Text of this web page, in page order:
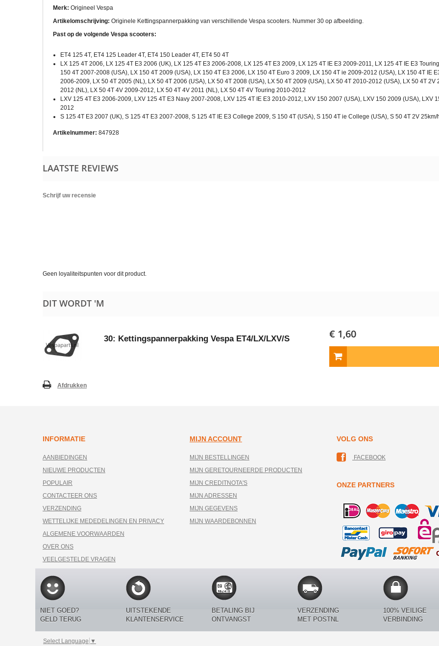
Merk: Origineel Vespa
Artikelomschrijving: Originele Kettingspannerpakking van verschillende Vespa scooters. Nummer 30 op afbeelding.
Past op de volgende Vespa scooters:
ET4 125 4T, ET4 125 Leader 4T, ET4 150 Leader 4T, ET4 50 4T
LX 125 4T 2006, LX 125 4T E3 2006 (UK), LX 125 4T E3 2006-2008, LX 125 4T E3 2009, LX 125 4T IE E3 2009-2011, LX 125 4T IE E3
150 4T 2007-2008 (USA), LX 150 4T 2009 (USA), LX 150 4T E3 2006, LX 150 4T Euro 3 2009, LX 150 4T ie 2009-2012 (USA), LX 150 4T IE
2006-2009, LX 50 4T 2005 (NL), LX 50 4T 2006 (USA), LX 50 4T 2008 (USA), LX 50 4T 2009 (USA), LX 50 4T 2010-2012 (USA), LX 50 4T
2012 (NL), LX 50 4T 4V 2009-2012, LX 50 4T 4V 2011 (NL), LX 50 4T 4V Touring 2010-2012
LXV 125 4T E3 2006-2009, LXV 125 4T E3 Navy 2007-2008, LXV 125 4T IE E3 2010-2012, LXV 150 2007 (USA), LXV 150 2009 (USA), LXV
2012
S 125 4T E3 2007 (UK), S 125 4T E3 2007-2008, S 125 4T IE E3 College 2009, S 150 4T (USA), S 150 4T ie College (USA), S 50 4T 2V
Artikelnummer: 847928
LAATSTE REVIEWS
Schrijf uw recensie
Geen loyaliteitspunten voor dit product.
DIT WORDT 'M
30: Kettingspannerpakking Vespa ET4/LX/LXV/S € 1,60
Afdrukken
INFORMATIE
AANBIEDINGEN
NIEUWE PRODUCTEN
POPULAIR
CONTACTEER ONS
VERZENDING
WETTELIJKE MEDEDELINGEN EN PRIVACY
ALGEMENE VOORWAARDEN
OVER ONS
VEELGESTELDE VRAGEN
MIJN ACCOUNT
MIJN BESTELLINGEN
MIJN GERETOURNEERDE PRODUCTEN
MIJN CREDITNOTA'S
MIJN ADRESSEN
MIJN GEGEVENS
MIJN WAARDEBONNEN
VOLG ONS
FACEBOOK
ONZE PARTNERS
NIET GOED?
GELD TERUG
UITSTEKENDE
KLANTENSERVICE
BETALING BIJ
ONTVANGST
VERZENDING
MET POSTNL
100% VEILIGE
VERBINDING
Select Language ▼